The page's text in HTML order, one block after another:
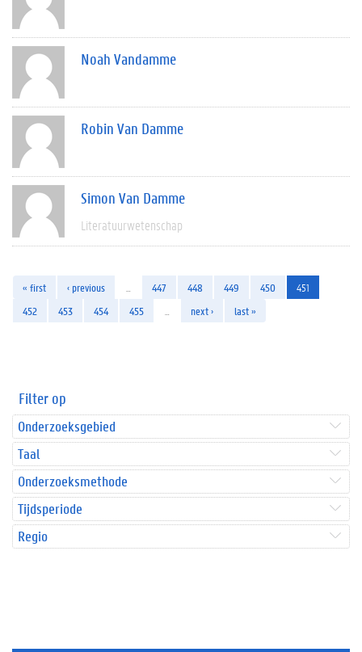
Noah Vandamme
Robin Van Damme
Simon Van Damme
Literatuurwetenschap
« first ‹ previous 447 448 449 450
451
452
453 454 455 next › last »
Filter op
Onderzoeksgebied
Taal
Onderzoeksmethode
Tijdsperiode
Regio